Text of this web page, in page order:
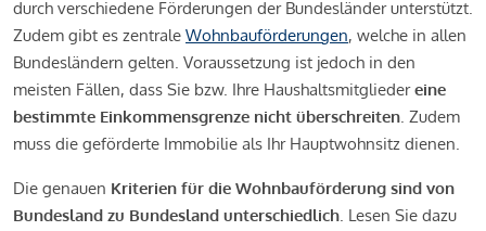
durch verschiedene Förderungen der Bundesländer unterstützt.
Zudem gibt es zentrale Wohnbauförderungen, welche in allen
Bundesländern gelten. Voraussetzung ist jedoch in den
meisten Fällen, dass Sie bzw. Ihre Haushaltsmitgliedereine
bestimmte Einkommensgrenze nicht überschreiten. Zudem
muss die geförderte Immobilie als Ihr Hauptwohnsitz dienen.
Die genauen Kriterien für die Wohnbauförderung sind von
Bundesland zu Bundesland unterschiedlich. Lesen Sie dazu